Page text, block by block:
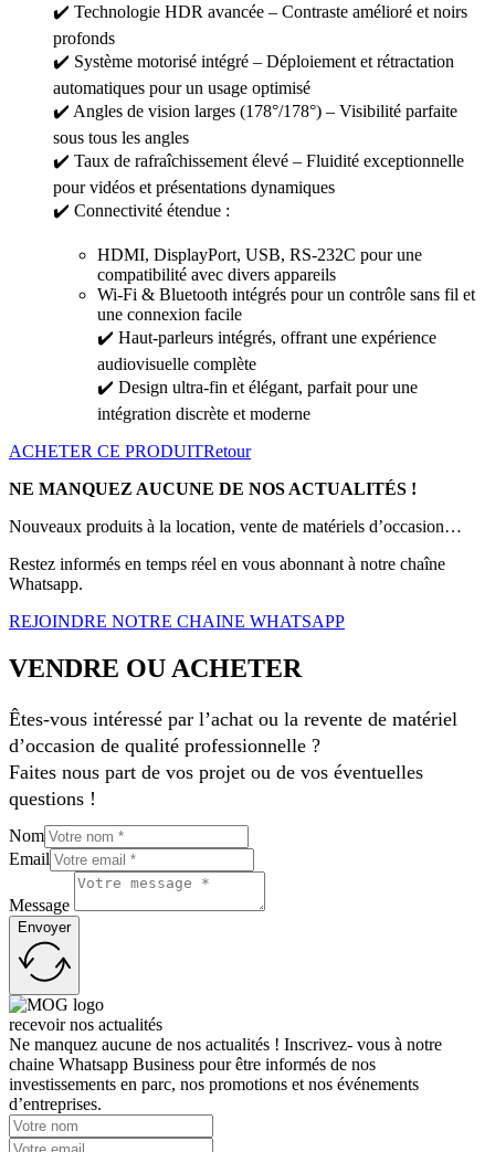
✔️ Technologie HDR avancée – Contraste amélioré et noirs
profonds
✔️ Système motorisé intégré – Déploiement et rétractation
automatiques pour un usage optimisé
✔️ Angles de vision larges (178°/178°) – Visibilité parfaite
sous tous les angles
✔️ Taux de rafraîchissement élevé – Fluidité exceptionnelle
pour vidéos et présentations dynamiques
✔️ Connectivité étendue :
HDMI, DisplayPort, USB, RS-232C pour une
compatibilité avec divers appareils
Wi-Fi & Bluetooth intégrés pour un contrôle sans fil et
une connexion facile
✔️ Haut-parleurs intégrés, offrant une expérience
audiovisuelle complète
✔️ Design ultra-fin et élégant, parfait pour une
intégration discrète et moderne
ACHETER CE PRODUITRetour
NE MANQUEZ AUCUNE DE NOS ACTUALITÉS !
Nouveaux produits à la location, vente de matériels d’occasion…
Restez informés en temps réel en vous abonnant à notre chaîne
Whatsapp.
REJOINDRE NOTRE CHAINE WHATSAPP
VENDRE OU ACHETER
Êtes-vous intéressé par l’achat ou la revente de matériel
d’occasion de qualité professionnelle ?
Faites nous part de vos projet ou de vos éventuelles
questions !
Nom
Email
Message
Envoyer
recevoir nos actualités
Ne manquez aucune de nos actualités ! Inscrivez- vous à notre
chaine Whatsapp Business pour être informés de nos
investissements en parc, nos promotions et nos événements
d’entreprises.